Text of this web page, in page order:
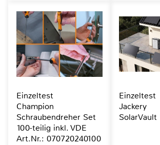
Einzeltest
Champion
Schraubendreher Set
100-teilig inkl. VDE
Art.Nr.: 070720240100
Einzeltest
Jackery
SolarVault